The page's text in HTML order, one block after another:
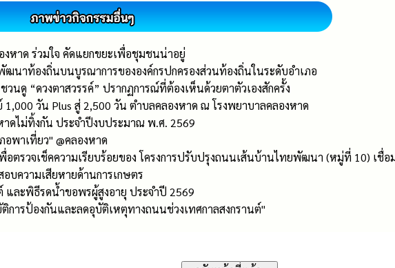
งหาด ร่วมใจ คัดแยกขยะเพื่อชุมชนน่าอยู่
นาท้องถิ่นบนบูรณาการขององค์กรปกครองส่วนท้องถิ่นในระดับอำเภอ
วนดู “ดวงตาสวรรค์” ปรากฏการณ์ที่ต้องเห็นด้วยตาตัวเองสักครั้ง
1,000 วัน Plus สู่ 2,500 วัน ตำบลคลองหาด ณ โรงพยาบาลคลองหาด
าดไม่ทิ้งกัน ประจำปีงบประมาณ พ.ศ. 2569
อพาเที่ยว" @คลองหาด
ตรวจเช็คความเรียบร้อยของ โครงการปรับปรุงถนนเส้นบ้านไทยพัฒนา (หมู่ที่ 10) เชื่
บความเสียหายด้านการเกษตร
และพิธีรดน้ำขอพรผู้สูงอายุ ประจำปี 2569
ารป้องกันและลดอุบัติเหตุทางถนนช่วงเทศกาลสงกรานต์"